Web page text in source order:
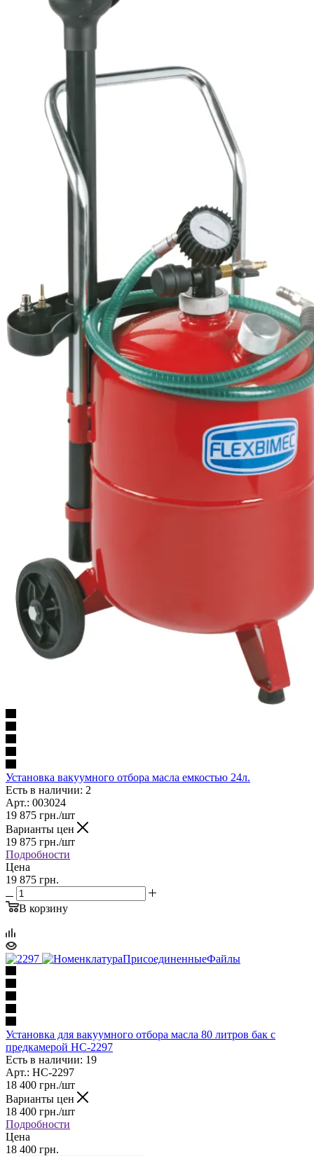
Установка вакуумного отбора масла емкостью 24л.
Есть в наличии: 2
Арт.: 003024
19 875 грн./шт
Варианты цен
19 875 грн./шт
Подробности
Цена
19 875 грн.
В корзину
Установка для вакуумного отбора масла 80 литров бак с
предкамерой HC-2297
Есть в наличии: 19
Арт.: HC-2297
18 400 грн./шт
Варианты цен
18 400 грн./шт
Подробности
Цена
18 400 грн.